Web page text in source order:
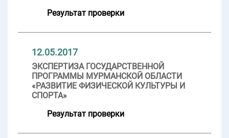
Результат проверки
12.05.2017
ЭКСПЕРТИЗА ГОСУДАРСТВЕННОЙ
ПРОГРАММЫ МУРМАНСКОЙ ОБЛАСТИ
«РАЗВИТИЕ ФИЗИЧЕСКОЙ КУЛЬТУРЫ И
СПОРТА»
Результат проверки